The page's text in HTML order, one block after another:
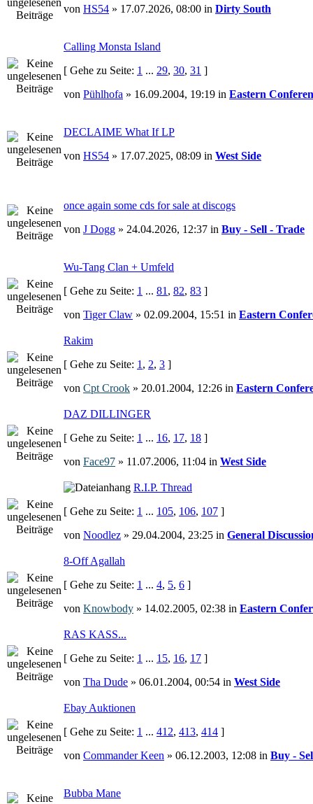
von HS54 » 17.07.2026, 08:00 in Dirty South
Calling Monsta Island
[ Gehe zu Seite: 1 ... 29, 30, 31 ]
von Pühlhofa » 16.09.2004, 19:19 in Eastern
DECLAIME What If LP
von HS54 » 17.07.2025, 08:09 in West Side
once again some cds for sale at discogs
von J Dogg » 24.04.2026, 12:37 in Buy - Sell - Trade
Wu-Tang Clan + Umfeld
[ Gehe zu Seite: 1 ... 81 , 82, 83 ]
von Tiger Claw » 02.09.2004, 15:51 in Eastern
Rakim
[ Gehe zu Seite: 1 , 2, 3 ]
von Cpt Crook » 20.01.2004, 12:26 in Eastern
DAZ DILLINGER
[ Gehe zu Seite: 1 ... 16, 17, 18 ]
von Face97 » 11.07.2006, 11:04 in West Side
R.I.P. Thread
[ Gehe zu Seite: 1 ... 105, 106, 107 ]
von Noodlez » 29.04.2004, 23:25 in General
8-Off Agallah
[ Gehe zu Seite: 1 ... 4, 5, 6 ]
von Knowbody » 14.02.2005, 02:38 in Eastern
RAS KASS...
[ Gehe zu Seite: 1 ... 15, 16, 17 ]
von Tha Dude » 06.01.2004, 00:54 in West Side
Ebay Auktionen
[ Gehe zu Seite: 1 ... 412, 413, 414 ]
von Commander Keen » 06.12.2003, 12:08 in Buy -
Bubba Mane